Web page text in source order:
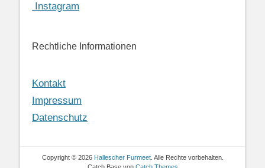
Instagram
Rechtliche Informationen
Kontakt
Impressum
Datenschutz
Copyright © 2026 Hallescher Furmeet. Alle Rechte vorbehalten.